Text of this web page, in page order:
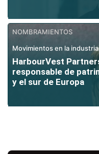
NOMBRAMIENTOS
Movimientos en la industria
HarbourVest
responsable de
y el sur de Europa